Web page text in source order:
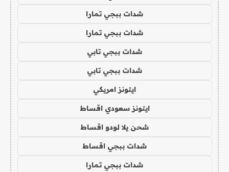
شدات ببجي تمارا
شدات ببجي تمارا
شدات ببجي تابي
شدات ببجي تابي
ايتونز امريكي
ايتونز سعودي اقساط
شحن يلا لودو اقساط
شدات ببجي اقساط
شدات ببجي تمارا